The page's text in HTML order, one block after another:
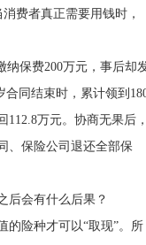
费者真正需要用钱时，
纳保费200万元，事后却
合同结束时，累计领到
万元。协商无果后，
、保险公司退还全部保
后会有什么后果？
的险种才可以“取现”。所